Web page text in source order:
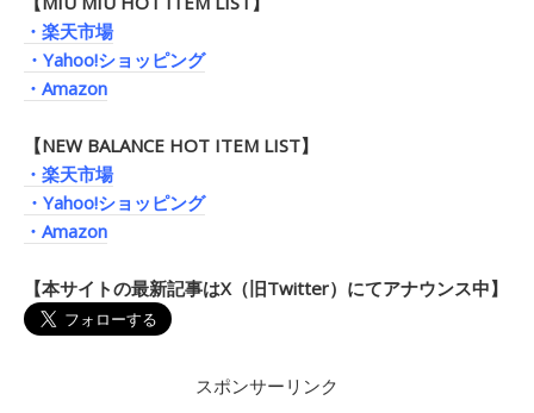
・楽天市場
・Yahoo!ショッピング
・Amazon
【NEW BALANCE HOT ITEM LIST】
・楽天市場
・Yahoo!ショッピング
・Amazon
【本サイトの最新記事はX（旧Twitter）にてアナウンス中】
スポンサーリンク